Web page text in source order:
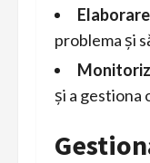
problema și
și a